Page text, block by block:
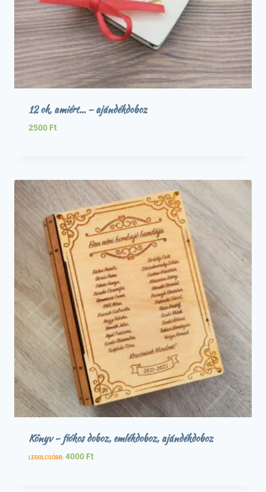
12 ok, amiért… – ajándékdoboz
2500 Ft
Könyv – fiókos doboz, emlékdoboz, ajándékdoboz
LEGOLCSÓBB: 4000 Ft